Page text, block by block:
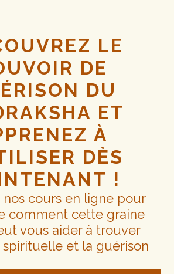
LE
DE
DU
ET
À
DÈS
!
nos cours en ligne pour
comment cette graine
vous aider à trouver
spirituelle et la guérison